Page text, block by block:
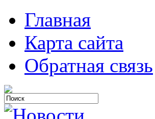
Главная
Карта сайта
Обратная связь